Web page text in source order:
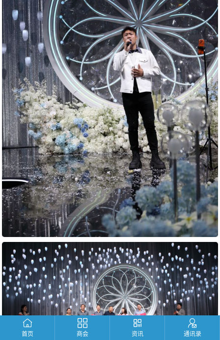
首页 商会 资讯 通讯录